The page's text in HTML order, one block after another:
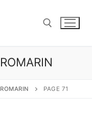
Rechercher :
PAGE 71